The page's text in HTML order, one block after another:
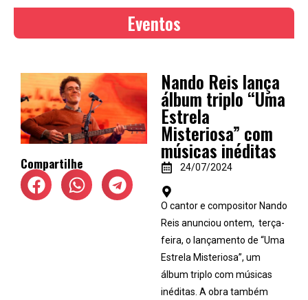
Eventos
Compartilhe
Nando Reis lança
álbum triplo “Uma
Estrela
Misteriosa” com
músicas inéditas
24/07/2024
O cantor e compositor Nando
Reis anunciou ontem, terça-
feira, o lançamento de “Uma
Estrela Misteriosa”, um
álbum triplo com músicas
inéditas. A obra também